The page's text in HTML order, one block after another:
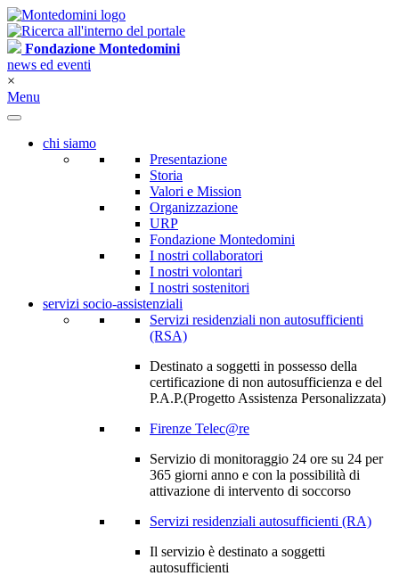
Fondazione Montedomini
news ed eventi
×
Menu
chi siamo
Presentazione
Storia
Valori e Mission
Organizzazione
URP
Fondazione Montedomini
I nostri collaboratori
I nostri volontari
I nostri sostenitori
servizi socio-assistenziali
Servizi residenziali non autosufficienti
(RSA)
Destinato a soggetti in possesso della
certificazione di non autosufficienza e del
P.A.P.(Progetto Assistenza Personalizzata)
Firenze Telec@re
Servizio di monitoraggio 24 ore su 24 per
365 giorni anno e con la possibilità di
attivazione di intervento di soccorso
Servizi residenziali autosufficienti (RA)
Il servizio è destinato a soggetti
autosufficienti